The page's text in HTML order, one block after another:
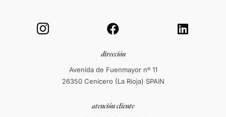
  
dirección
Avenida de Fuenmayor nº 11
26350 Cenicero (La Rioja) SPAIN
atención cliente